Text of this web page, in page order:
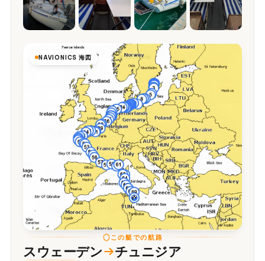
NAVIONICS 海図
この艇での航路
スウェーデン チュニジア